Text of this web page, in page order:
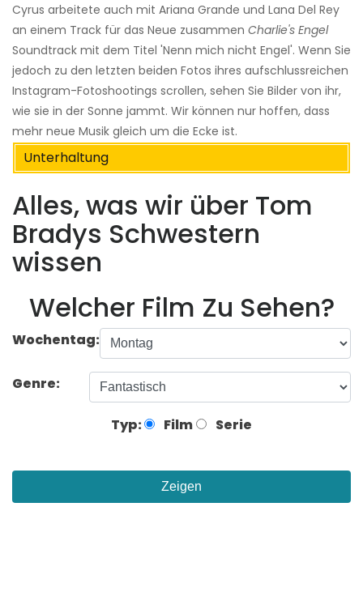
Cyrus arbeitete auch mit Ariana Grande und Lana Del Rey
an einem Track für das Neue zusammen Charlie's Engel
Soundtrack mit dem Titel 'Nenn mich nicht Engel'. Wenn Sie
jedoch zu den letzten beiden Fotos ihres aufschlussreichen
Instagram-Fotoshootings scrollen, sehen Sie Bilder von ihr,
wie sie in der Sonne jammt. Wir können nur hoffen, dass
mehr neue Musik gleich um die Ecke ist.
Unterhaltung
Alles, was wir über Tom
Bradys Schwestern
wissen
Welcher Film Zu Sehen?
Wochentag:
Genre:
Typ: Film Serie
Zeigen